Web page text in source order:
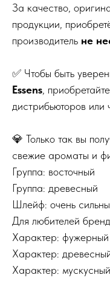
За качество,
продукции,
производитель не
✅ Чтобы быть
Essens,
дистрибьюторов или
💎 Только так вы
свежие ароматы и
Группа: восточный
Группа: древесный
Шлейф: очень
Для любителей
Характер: фужерный
Характер:
Характер: мускусный